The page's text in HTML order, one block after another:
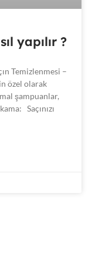
yapılır ?
Temizlenmesi –
özel olarak
şampuanlar,
Saçınızı